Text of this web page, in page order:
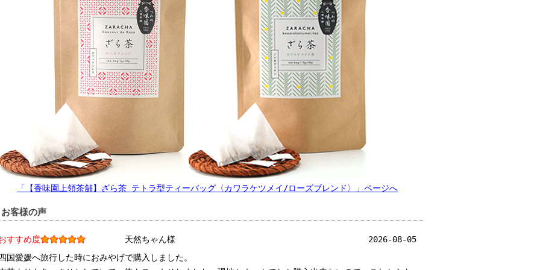
「【香味園上領茶舗】ざら茶 テトラ型ティーバッグ〈カワラケツメイ/ローズブレンド〉」ページへ
客様の声
すすめ度 天然ちゃん様
2026-08-05
国愛媛へ旅行した時におみやげで購入しました。